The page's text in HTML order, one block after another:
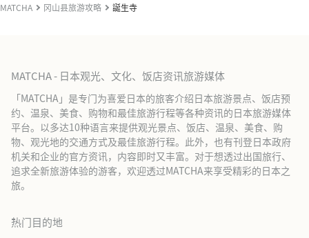
MATCHA 冈山县旅游攻略 誕生寺
MATCHA - 日本观光、文化、饭店资讯旅游媒体
「MATCHA」是专门为喜爱日本的旅客介绍日本旅游景点、饭店预
约、温泉、美食、购物和最佳旅游行程等各种资讯的日本旅游媒体
平台。以多达10种语言来提供观光景点、饭店、温泉、美食、购
物、观光地的交通方式及最佳旅游行程。此外，也有刊登日本政府
机关和企业的官方资讯，内容即时又丰富。对于想透过出国旅行、
追求全新旅游体验的游客，欢迎透过MATCHA来享受精彩的日本之
旅。
热门目的地